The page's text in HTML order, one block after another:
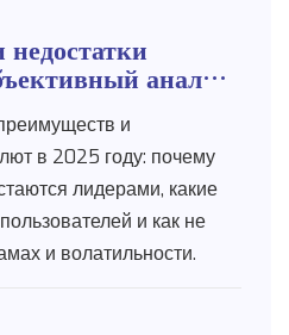
анализ
и
в 2025 году: почему
лидерами, какие
и как не
и волатильности.